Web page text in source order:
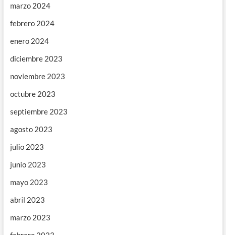
marzo 2024
febrero 2024
enero 2024
diciembre 2023
noviembre 2023
octubre 2023
septiembre 2023
agosto 2023
julio 2023
junio 2023
mayo 2023
abril 2023
marzo 2023